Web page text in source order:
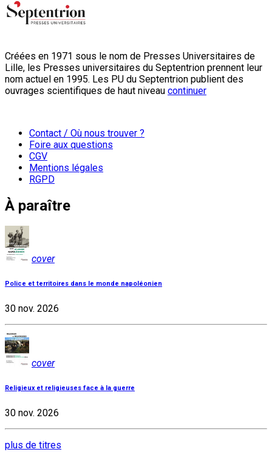
Créées en 1971 sous le nom de Presses Universitaires de
Lille, les Presses universitaires du Septentrion prennent leur
nom actuel en 1995. Les PU du Septentrion publient des
ouvrages scientifiques de haut niveau continuer
Contact / Où nous trouver ?
Foire aux questions
CGV
Mentions légales
RGPD
À paraître
cover
Police et territoires dans le monde napoléonien
30 nov. 2026
cover
Religieux et religieuses face à la guerre
30 nov. 2026
plus de titres